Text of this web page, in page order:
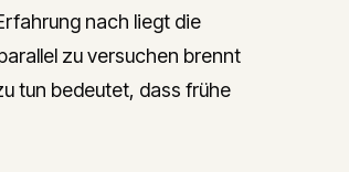
nach liegt die
zu versuchen brennt
tun bedeutet, dass frühe